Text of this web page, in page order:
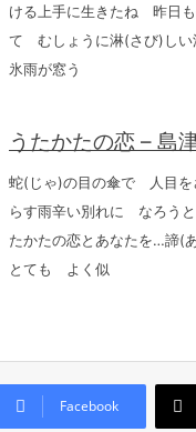
ける上手に生きたね 昨日
て むしょうに淋(さび)し
氷雨が窓う
うたかたの恋 – 島
蛇(じゃ)の目の傘で 人目
らす雨辛い別れに なろう
たかたの恋とあなたを…諦(
とても よく似
Facebook